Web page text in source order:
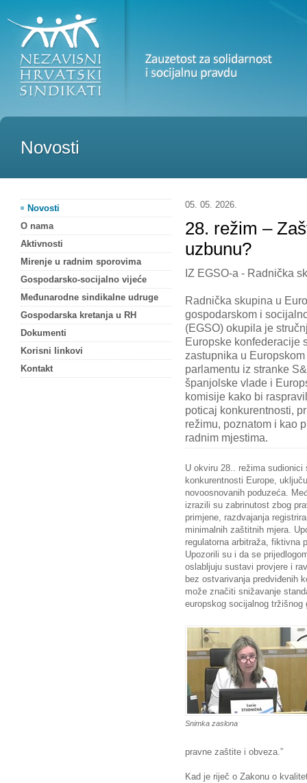
Novosti
05. 05. 2026.
28. režim –
uzbunu?
IZ EGSO-a - Radnička
Radnička skupina u
gospodarskom i
(EGSO) okupila je
Europske konfederacije
zastupnika u Europskom
parlamentu iz stranke
španjolske vlade i
komisije kako bi
poticaj konkurentnosti,
režimu, poznatom i kao
radnim mjestima.
U okviru 28.. režima sudionici
konkurentnosti Europe,
novoosnovanih poduzeća.
izrazili su zabrinutost zbog
primjene, razdvajanja
minimalnih zaštitnih mjera.
regulatorna arbitraža, fiktivna
Upozorili su i da se
oslabljuju sustavi provjere i
bez ostvarivanja predviđenih
može značiti snižavanje
europskog socijalnog tržišnog
Snimka zaslona
pravne zaštite i obveza.”
Kad je riječ o Zakonu o
Novosti
O nama
Aktivnosti
Mirenje u radnim sporovima
Gospodarsko-socijalno vijeće
Međunarodne sindikalne udruge
Gospodarska kretanja u RH
Dokumenti
Korisni linkovi
Kontakt